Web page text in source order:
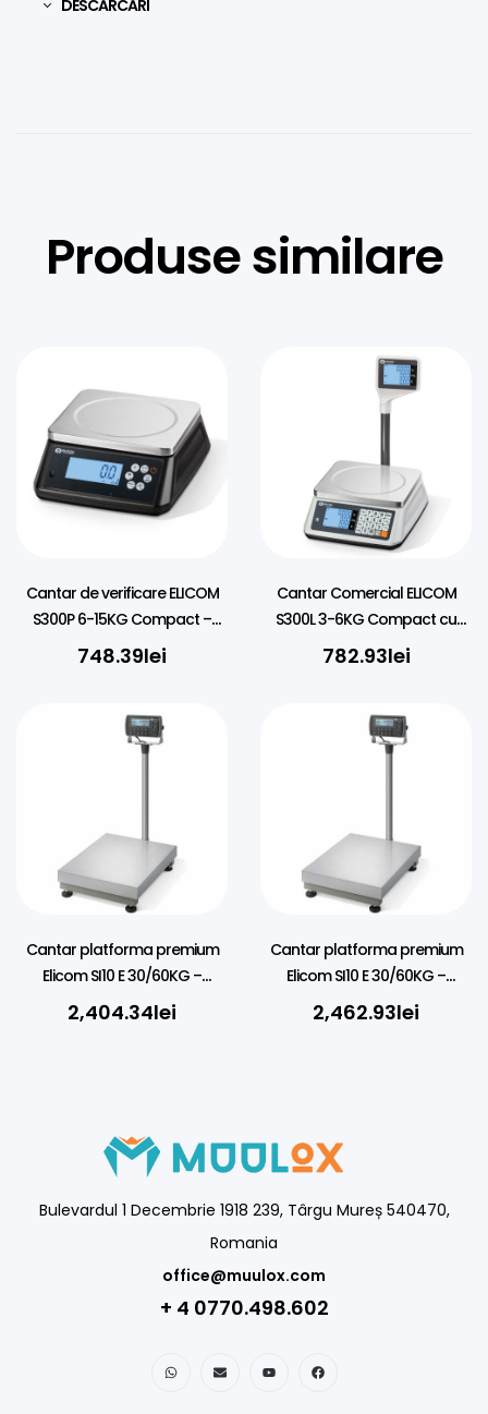
DESCĂRCĂRI
Produse similare
Cantar de verificare ELICOM
S300P 6-15KG Compact –
Negru
748.39lei
Cantar Comercial ELICOM
S300L 3-6KG Compact cu
Brat – Negru/Alb
782.93lei
Cantar platforma premium
Elicom SI10 E 30/60KG –
30X40CM
2,404.34lei
Cantar platforma premium
Elicom SI10 E 30/60KG –
40X50CM
2,462.93lei
Bulevardul 1 Decembrie 1918 239, Târgu Mureș 540470,
Romania
office@muulox.com
+ 4 0770.498.602